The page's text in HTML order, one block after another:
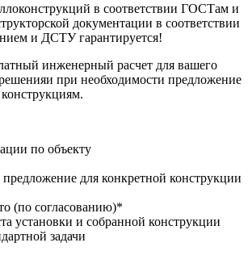
в соответствии ГОСТам и
документации в соответствии
и ДСТУ гарантируется!
инженерный расчет для вашего
при необходимости предложение
по объекту
для конкретной конструкции
(по согласованию)*
установки и собранной конструкции
задачи